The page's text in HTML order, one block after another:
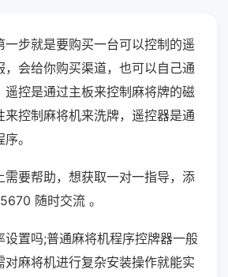
一步就是要购买一台可以控制的遥
，会给你购买渠道，也可以自己通
遥控是通过主板来控制麻将牌的磁
来控制麻将机来洗牌，遥控器是通
。
需要帮助，想获取一对一指导，添
随时交流 。
设置吗;普通麻将机程序控牌器一般
对麻将机进行复杂安装操作就能实